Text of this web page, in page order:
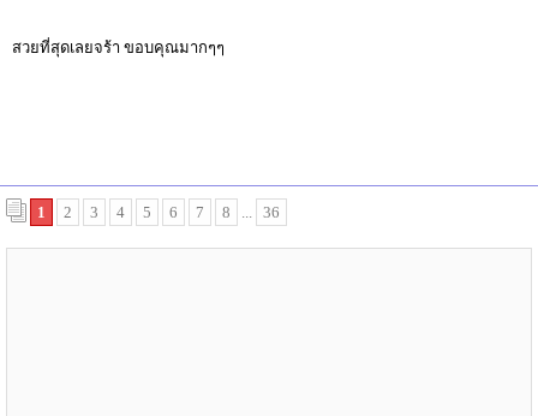
สวยที่สุดเลยจร้า ขอบคุณมากๆๆ
1 2 3 4 5 6 7 8 ... 36